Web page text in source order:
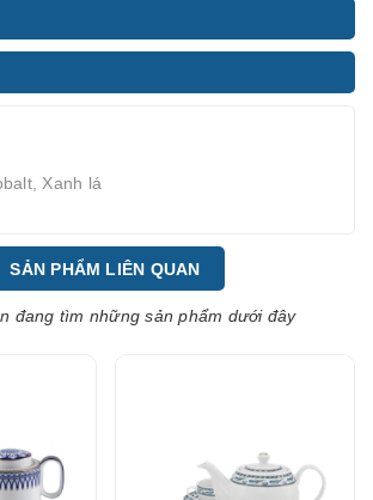
Xanh lá
SẢN PHẨM LIÊN QUAN
đang tìm những sản phẩm dưới đây